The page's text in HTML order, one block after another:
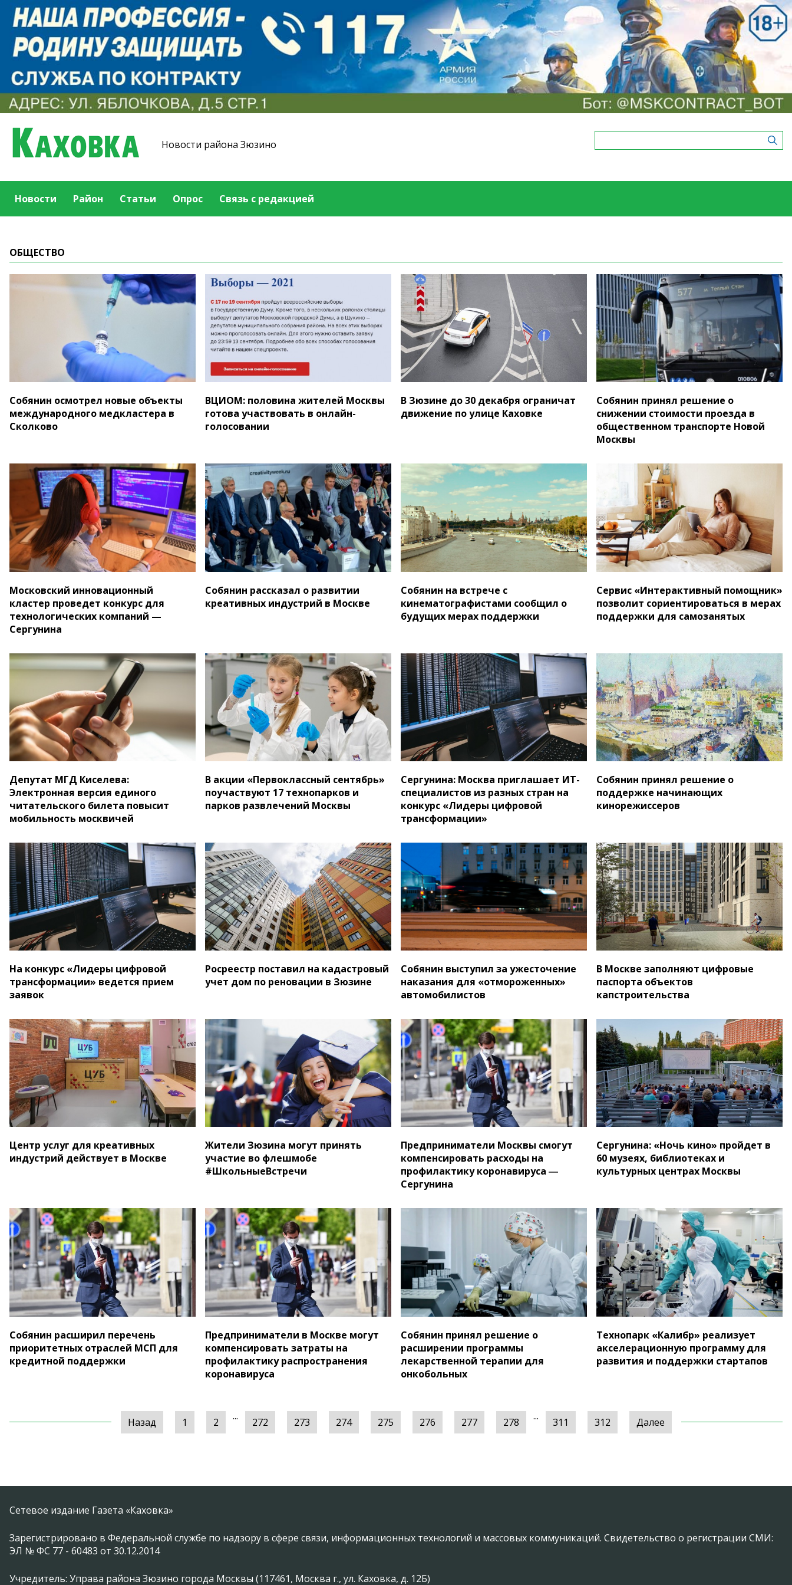
Новости района Зюзино
Новости Район Статьи Опрос Связь с редакцией
ОБЩЕСТВО
Собянин осмотрел новые объекты
международного медкластера в
Сколково
ВЦИОМ: половина жителей Москвы
готова участвовать в онлайн-
голосовании
В Зюзине до 30 декабря ограничат
движение по улице Каховке
Собянин принял решение о
снижении стоимости проезда в
общественном транспорте Новой
Москвы
Московский инновационный
кластер проведет конкурс для
технологических компаний —
Сергунина
Собянин рассказал о развитии
креативных индустрий в Москве
Собянин на встрече с
кинематографистами сообщил о
будущих мерах поддержки
Сервис «Интерактивный помощник»
позволит сориентироваться в мерах
поддержки для самозанятых
Депутат МГД Киселева:
Электронная версия единого
читательского билета повысит
мобильность москвичей
В акции «Первоклассный сентябрь»
поучаствуют 17 технопарков и
парков развлечений Москвы
Сергунина: Москва приглашает ИТ-
специалистов из разных стран на
конкурс «Лидеры цифровой
трансформации»
Собянин принял решение о
поддержке начинающих
кинорежиссеров
На конкурс «Лидеры цифровой
трансформации» ведется прием
заявок
Росреестр поставил на кадастровый
учет дом по реновации в Зюзине
Собянин выступил за ужесточение
наказания для «отмороженных»
автомобилистов
В Москве заполняют цифровые
паспорта объектов
капстроительства
Центр услуг для креативных
индустрий действует в Москве
Жители Зюзина могут принять
участие во флешмобе
#ШкольныеВстречи
Предприниматели Москвы смогут
компенсировать расходы на
профилактику коронавируса ―
Сергунина
Сергунина: «Ночь кино» пройдет в
60 музеях, библиотеках и
культурных центрах Москвы
Собянин расширил перечень
приоритетных отраслей МСП для
кредитной поддержки
Предприниматели в Москве могут
компенсировать затраты на
профилактику распространения
коронавируса
Собянин принял решение о
расширении программы
лекарственной терапии для
онкобольных
Технопарк «Калибр» реализует
акселерационную программу для
развития и поддержки стартапов
Назад 1 2 ... 272 273 274 275 276 277 278 ... 311 312 Далее
Сетевое издание Газета «Каховка»
Зарегистрировано в Федеральной службе по надзору в сфере связи, информационных технологий и массовых коммуникаций. Свидетельство о регистрации СМИ:
ЭЛ № ФС 77 - 60483 от 30.12.2014
Учредитель: Управа района Зюзино города Москвы (117461, Москва г., ул. Каховка, д. 12Б)